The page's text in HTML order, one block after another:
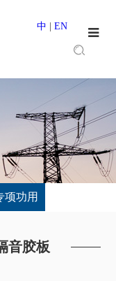
中 EN
项功用
音胶板